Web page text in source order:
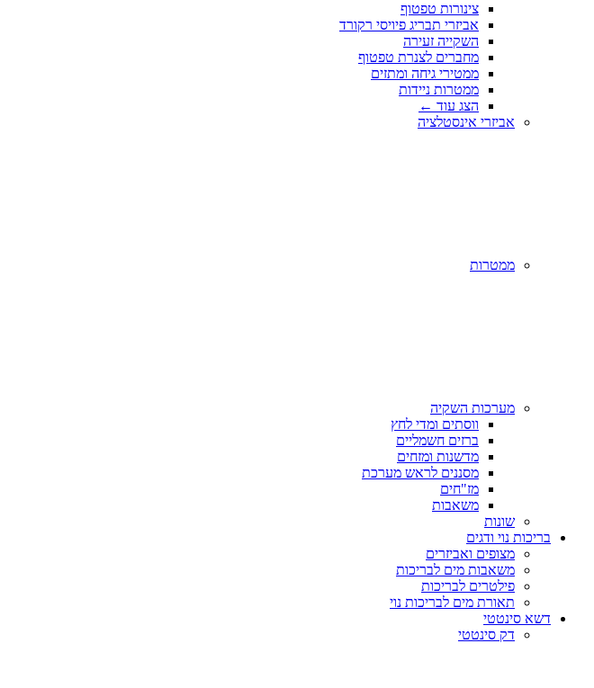
צינורות טפטוף
אביזרי תבריג פיויסי רקורד
השקייה זעירה
מחברים לצנרת טפטוף
ממטירי גיחה ומתזים
ממטרות ניידות
הצג עוד ←
אביזרי אינסטלציה
ממטרות
מערכות השקיה
ווסתים ומדי לחץ
ברזים חשמליים
מדשנות ומזחים
מסננים לראש מערכת
מז"חים
משאבות
שונות
בריכות נוי ודגים
מצופים ואביזרים
משאבות מים לבריכות
פילטרים לבריכות
תאורת מים לבריכות נוי
דשא סינטטי
דק סינטטי